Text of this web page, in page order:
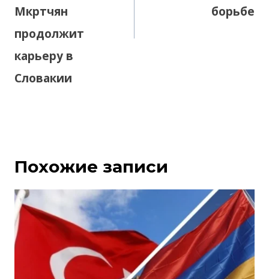
Мкртчян
продолжит
карьеру в
Словакии
борьбе
Похожие записи